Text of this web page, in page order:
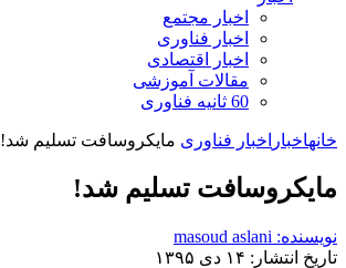
اخبار مجتمع
اخبار فناوری
اخبار اقتصادی
مقالات آموزشی
60 ثانیه فناوری
خانهاخبار اخبار فناوری مایکروسافت تسلیم شد!
مایکروسافت تسلیم شد!
نویسنده: masoud aslani
تاریخ انتشار: ۱۴ دی ۱۳۹۵